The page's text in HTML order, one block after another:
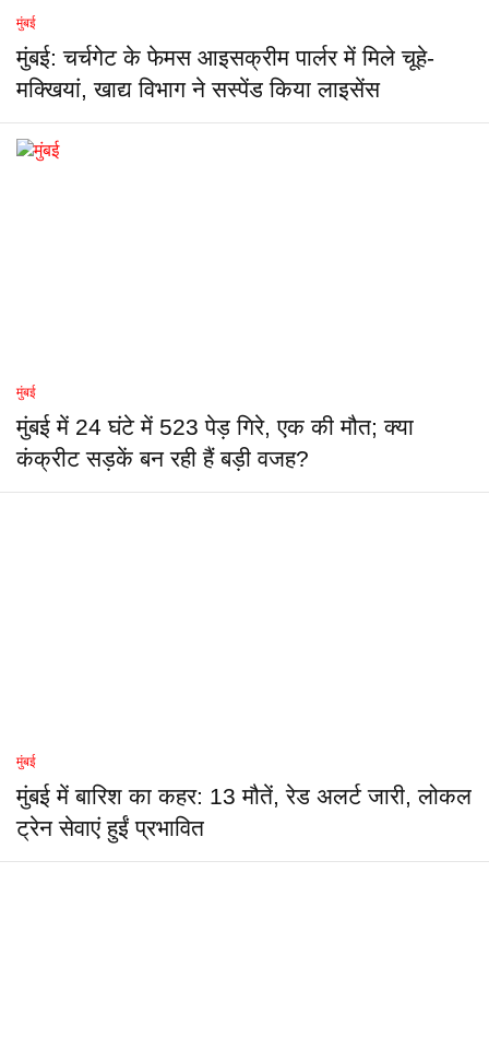
मुंबई
मुंबई: चर्चगेट के फेमस आइसक्रीम पार्लर में मिले चूहे-
मक्खियां, खाद्य विभाग ने सस्पेंड किया लाइसेंस
मुंबई
मुंबई में 24 घंटे में 523 पेड़ गिरे, एक की मौत; क्या
कंक्रीट सड़कें बन रही हैं बड़ी वजह?
मुंबई
मुंबई में बारिश का कहर: 13 मौतें, रेड अलर्ट जारी, लोकल
ट्रेन सेवाएं हुईं प्रभावित